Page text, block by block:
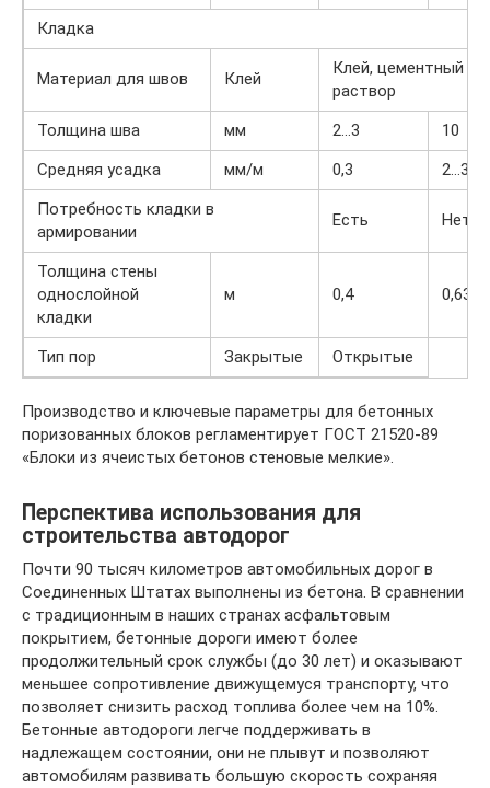
Кладка
Материал для швов Клей
Клей, цементный
раствор
Толщина шва
мм 2…3
10
Средняя усадка
мм/м 0,3
2…3
Потребность кладки в
армировании
Есть Нет
Толщина стены
однослойной
кладки
м 0,4 0,63
Тип пор Закрытые Открытые
Производство и ключевые параметры для бетонных
поризованных блоков регламентирует ГОСТ 21520-89
«Блоки из ячеистых бетонов стеновые мелкие».
Перспектива использования для
строительства автодорог
Почти 90 тысяч километров автомобильных дорог в
Соединенных Штатах выполнены из бетона. В сравнении
с традиционным в наших странах асфальтовым
покрытием, бетонные дороги имеют более
продолжительный срок службы (до 30 лет) и оказывают
меньшее сопротивление движущемуся транспорту, что
позволяет снизить расход топлива более чем на 10%.
Бетонные автодороги легче поддерживать в
надлежащем состоянии, они не плывут и позволяют
автомобилям развивать большую скорость сохраняя